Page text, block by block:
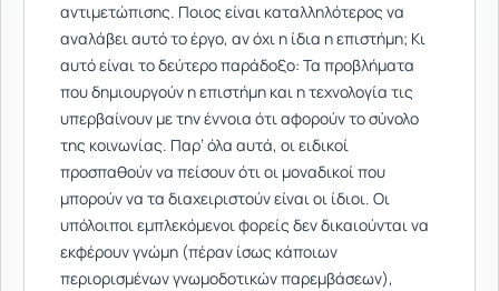
αντιμετώπισης. Ποιος είναι καταλληλότερος να
αναλάβει αυτό το έργο, αν όχι η ίδια η επιστήμη; Κι
αυτό είναι το δεύτερο παράδοξο: Τα προβλήματα
που δημιουργούν η επιστήμη και η τεχνολογία τις
υπερβαίνουν με την έννοια ότι αφορούν το σύνολο
της κοινωνίας. Παρ’ όλα αυτά, οι ειδικοί
προσπαθούν να πείσουν ότι οι μοναδικοί που
μπορούν να τα διαχειριστούν είναι οι ίδιοι. Οι
υπόλοιποι εμπλεκόμενοι φορείς δεν δικαιούνται να
εκφέρουν γνώμη (πέραν ίσως κάποιων
περιορισμένων γνωμοδοτικών παρεμβάσεων),